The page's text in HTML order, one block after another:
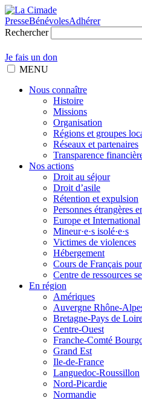
PresseBénévolesAdhérer
Rechercher
Je fais un don
MENU
Nous connaître
Histoire
Missions
Organisation
Régions et groupes
Réseaux et partenaires
Transparence
Nos actions
Droit au séjour
Droit d’asile
Rétention et expulsion
Personnes étrangères
Europe et International
Mineur·e·s isolé·e·s
Victimes de violences
Hébergement
Cours de Français
Centre de ressources
En région
Amériques
Auvergne Rhône-
Bretagne-Pays de
Centre-Ouest
Franche-Comté
Grand Est
Ile-de-France
Languedoc-Roussillon
Nord-Picardie
Normandie